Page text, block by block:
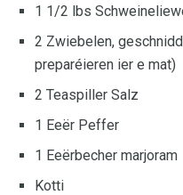
1 1/2 lbs
2 Zwiebelen,
preparéieren ier e mat)
2 Teaspiller Salz
1 Eeër Peffer
1 Eeërbecher marjoram
Kotti